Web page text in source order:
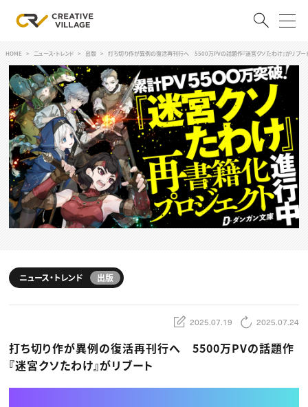
ACCOUNT
ログイン 会員登録
RECRUIT
クリエイター求人を探す
CREATIVE JOB求人検索
特集求人
採用説明会
転職支援サービス
CONTENTS
スキルアップしたい！ トップ
デザイン
動画配信・映像制作
ディレクション
業界解説・キャリア事情
お役立ち基礎知識
TOP Creator’s コラム
ゲームクリエイター
映像クリエイター
マーケッター
C＆R Magazine
ニュース・トレンド
HOME ニュース・トレンド 出版 打ち切り作が異例の復活再刊行へ 5500万PVの話題作『迷宮クソたわけ』がリブー
ニュース・トレンド 出版
2025.07.19 2025.07.24
打ち切り作が異例の復活再刊行へ 5500万PVの話題作
『迷宮クソたわけ』がリブート